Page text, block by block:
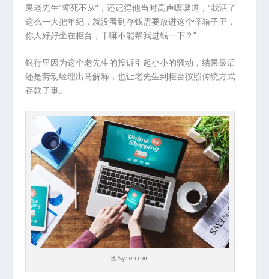
果老先生“誓死不从”，还记得他当时高声嚷嚷道，“我活了
这么一大把年纪，就没看到存钱需要放进这个怪箱子里，
你人好好坐在柜台，干嘛不能帮我进钱一下？”
银行里因为这个老先生的投诉引起小小的骚动，结果最后
还是劳动经理出马解释，也让老先生到柜台按照传统方式
存款了事。
图/syc-oh.com